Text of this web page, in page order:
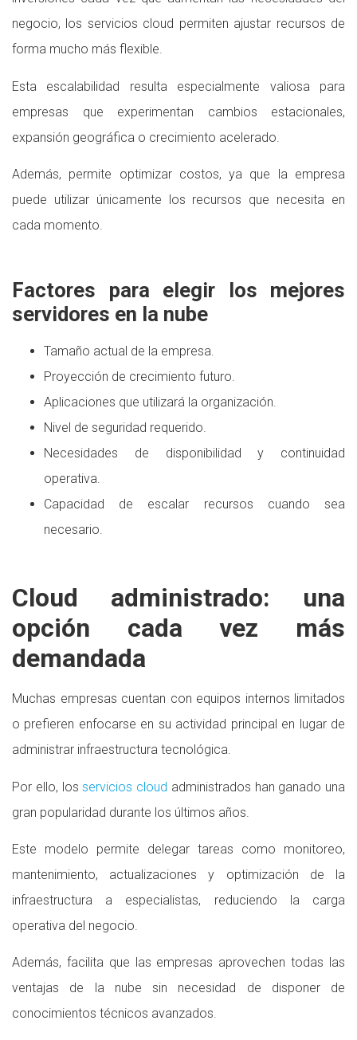
negocio, los servicios cloud permiten ajustar recursos de
forma mucho más flexible.
Esta escalabilidad resulta especialmente valiosa para
empresas que experimentan cambios estacionales,
expansión geográfica o crecimiento acelerado.
Además, permite optimizar costos, ya que la empresa
puede utilizar únicamente los recursos que necesita en
cada momento.
Factores para elegir los mejores
servidores en la nube
Tamaño actual de la empresa.
Proyección de crecimiento futuro.
Aplicaciones que utilizará la organización.
Nivel de seguridad requerido.
Necesidades de disponibilidad y continuidad
operativa.
Capacidad de escalar recursos cuando sea
necesario.
Cloud administrado: una
opción cada vez más
demandada
Muchas empresas cuentan con equipos internos limitados
o prefieren enfocarse en su actividad principal en lugar de
administrar infraestructura tecnológica.
Por ello, losservicios cloud administrados han ganado una
gran popularidad durante los últimos años.
Este modelo permite delegar tareas como monitoreo,
mantenimiento, actualizaciones y optimización de la
infraestructura a especialistas, reduciendo la carga
operativa del negocio.
Además, facilita que las empresas aprovechen todas las
ventajas de la nube sin necesidad de disponer de
conocimientos técnicos avanzados.